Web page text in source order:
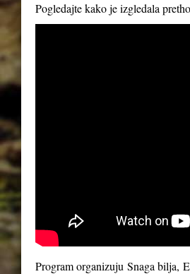
Pogledajte kako je izgledala
Program organizuju Snaga bilja,